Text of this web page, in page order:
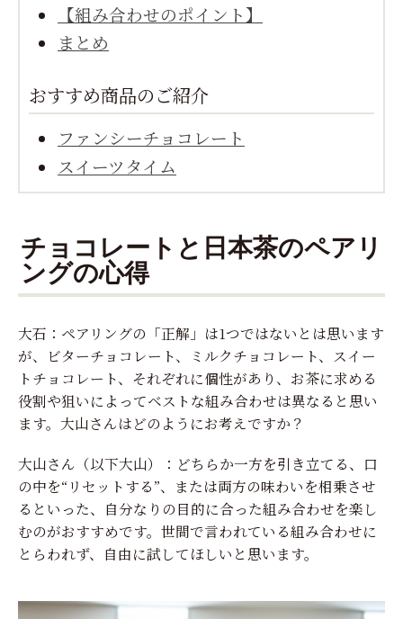
【組み合わせのポイント】
まとめ
おすすめ商品のご紹介
ファンシーチョコレート
スイーツタイム
チョコレートと日本茶のペアリ
ングの心得
大石：ペアリングの「正解」は1つではないとは思います
が、ビターチョコレート、ミルクチョコレート、スイー
トチョコレート、それぞれに個性があり、お茶に求める
役割や狙いによってベストな組み合わせは異なると思い
ます。大山さんはどのようにお考えですか？
大山さん（以下大山）：どちらか一方を引き立てる、口
の中を“リセットする”、または両方の味わいを相乗させ
るといった、自分なりの目的に合った組み合わせを楽し
むのがおすすめです。世間で言われている組み合わせに
とらわれず、自由に試してほしいと思います。